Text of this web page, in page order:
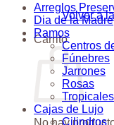
Volver a
Carrito
No hay
Arreglos
Dia de la Madre
Ramos
Centros
Fúnebres
Jarrones
Rosas
Tropicales
Cajas de Lujo
Cilindros